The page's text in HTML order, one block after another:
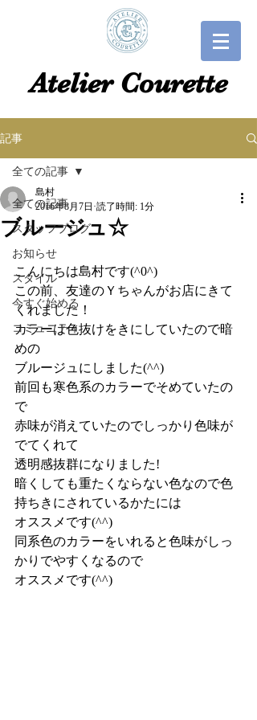
​​Atelier Courette​
記事
全ての記事
スタッフブログ
お知らせ
スタイル
今すぐ始める
コミュニティ
全ての記事
ブルージュ☆
島村
2016年8月7日 読了時間: 1分
こんにちは島村です(^0^)
この前、友達のＹちゃんがお店にきて
くれました！
カラーは色抜けをきにしていたので暗
めの
ブルージュにしました(^^)
前回も寒色系のカラーでそめていたの
で
赤味が消えていたのでしっかり色味が
でてくれて
透明感抜群になりました!
暗くしても重たくならない色なので色
持ちきにされているかたには
オススメです(^^)
同系色のカラーをいれると色味がしっ
かりでやすくなるので
オススメです(^^)